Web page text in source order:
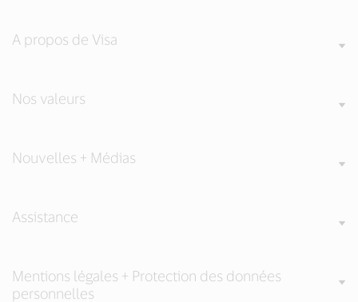
A propos de Visa
Nos valeurs
Nouvelles + Médias
Assistance
Mentions légales + Protection des données
personnelles